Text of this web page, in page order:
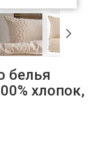
белья
хлопок,